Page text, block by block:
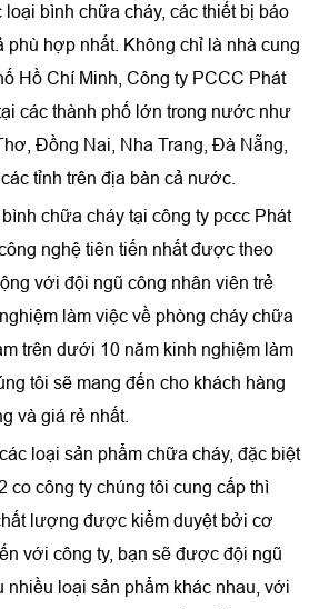
loại bình chữa cháy, các thiết bị báo
phù hợp nhất. Không chỉ là nhà cung
Hồ Chí Minh, Công ty PCCC Phát
các thành phố lớn trong nước như
Đồng Nai, Nha Trang, Đà Nẵng,
tỉnh trên địa bàn cả nước.
chữa cháy tại công ty pccc Phát
nghệ tiên tiến nhất được theo
với đội ngũ công nhân viên trẻ
làm việc về phòng cháy chữa
trên dưới 10 năm kinh nghiệm làm
tôi sẽ mang đến cho khách hàng
và giá rẻ nhất.
loại sản phẩm chữa cháy, đặc biệt
co công ty chúng tôi cung cấp thì
lượng được kiểm duyệt bởi cơ
với công ty, bạn sẽ được đội ngũ
nhiều loại sản phẩm khác nhau, với